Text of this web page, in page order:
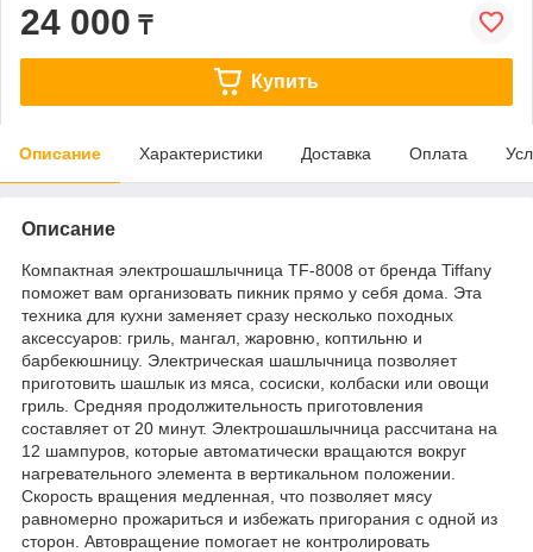
24 000 ₸
Купить
Описание Характеристики Доставка Оплата
Описание
Компактная электрошашлычница TF-8008 от бренда Tiffany
поможет вам организовать пикник прямо у себя дома. Эта
техника для кухни заменяет сразу несколько походных
аксессуаров: гриль, мангал, жаровню, коптильню и
барбекюшницу. Электрическая шашлычница позволяет
приготовить шашлык из мяса, сосиски, колбаски или овощи
гриль. Средняя продолжительность приготовления
составляет от 20 минут. Электрошашлычница рассчитана на
12 шампуров, которые автоматически вращаются вокруг
нагревательного элемента в вертикальном положении.
Скорость вращения медленная, что позволяет мясу
равномерно прожариться и избежать пригорания с одной из
сторон. Автовращение помогает не контролировать